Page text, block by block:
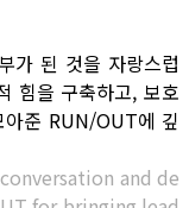
가 된 것을 자랑스럽
힘을 구축하고, 보호
아준 RUN/OUT에 깊
and de